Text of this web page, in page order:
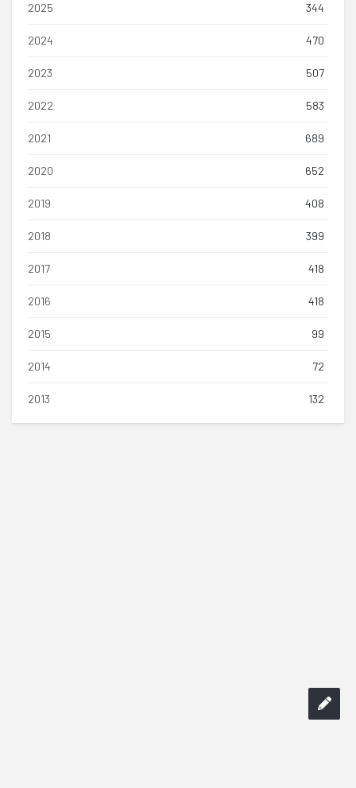
2025 344
2024 470
2023 507
2022 583
2021 689
2020 652
2019 408
2018 399
2017 418
2016 418
2015 99
2014 72
2013 132